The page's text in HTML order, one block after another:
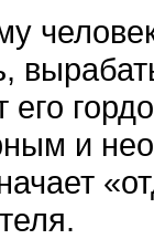
его
и